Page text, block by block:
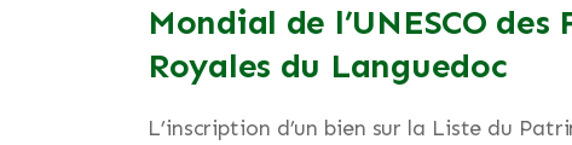
Mondial de l’UNESCO des
Royales du Languedoc
L’inscription d’un bien sur la Liste du